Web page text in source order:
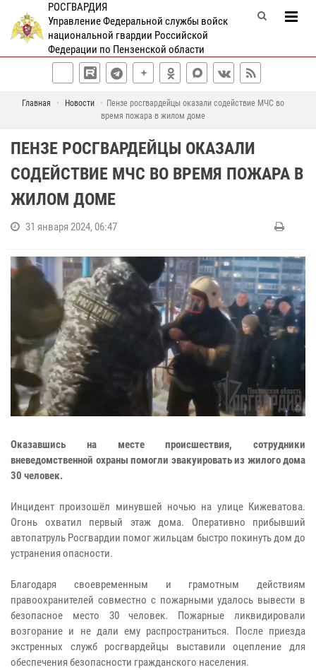
РОСГВАРДИЯ
Управление Федеральной службы войск
национальной гвардии Российской
Федерации по Пензенской области
Главная Новости
Пензе росгвардейцы оказали содействие МЧС во
время пожара в жилом доме
ПЕНЗЕ РОСГВАРДЕЙЦЫ ОКАЗАЛИ
СОДЕЙСТВИЕ МЧС ВО ВРЕМЯ ПОЖАРА В
ЖИЛОМ ДОМЕ
31 января 2024, 06:47
Оказавшись на месте происшествия, сотрудники
вневедомственной охраны помогли эвакуировать из жилого дома
30 человек.
Инцидент произошёл минувшей ночью на улице Кижеватова.
Огонь охватил первый этаж дома. Оперативно прибывший
автопатруль Росгвардии помог жильцам быстро покинуть дом до
устранения опасности.
Благодаря своевременным и грамотным действиям
правоохранителей совместно с пожарными удалось вывести в
безопасное место 30 человек. Пожарные ликвидировали
возгорание и не дали ему распространиться. После приезда
экстренных служб росгвардейцы выставили оцепление для
обеспечения безопасности гражданского населения.